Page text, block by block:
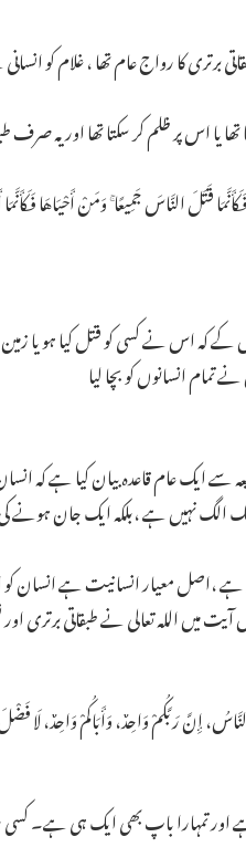
برتری کا رواج عام تھا ، غلام کو
یا اس پر ظلم کر سکتا تھا اور یہ صرف
قَتَلَ النَّاسَ جَمِيعًا ۚ وَمَنْ أَحْيَاهَا
اس نے کسی کو قتل کیا ہو یا زمین
انسانوں کو بچا لیا
سے ایک عام قاعدہ بیان کیا ہے
نہیں ہے ،بلکہ ایک جان ہونے کی
ہے ،اصل معیار انسانیت ہے
میں اللہ تعالی نے طبقاتی برتری اور
إِنَّ رَبَّكُمْ وَاحِدٌ، وَأَبَاكُمْ وَاحِدٌ، لَا فَضْلَ
باپ بھی ایک ہی ہے۔ کسی